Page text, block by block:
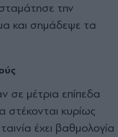
την
και σημάδεψε τα
σε μέτρια επίπεδα
στέκονται κυρίως
έχει βαθμολογία